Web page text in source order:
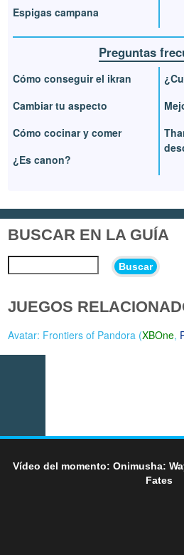
Espigas campana
Preguntas
Cómo conseguir el ikran
Cambiar tu aspecto
Cómo cocinar y comer
¿Es canon?
BUSCAR EN LA GUÍA
Buscar
JUEGOS
Avatar: Frontiers of Pandora (XBOne,
Vídeo del momento: Onimusha:
Fates